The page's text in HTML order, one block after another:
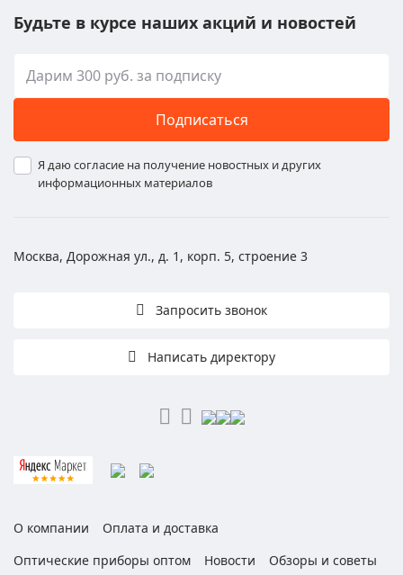
Будьте в курсе наших акций и новостей
Подписаться
Я даю согласие на получение новостных и других
информационных материалов
Москва, Дорожная ул., д. 1, корп. 5, строение 3
Запросить звонок
Написать директору
О компании
Оплата и доставка
Оптические приборы оптом
Новости Обзоры и советы